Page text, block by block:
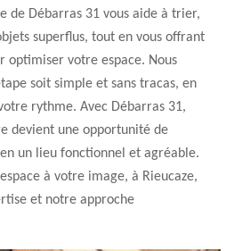
de Débarras 31 vous aide à trier,
superflus, tout en vous offrant
optimiser votre espace. Nous
soit simple et sans tracas, en
rythme. Avec Débarras 31,
devient une opportunité de
un lieu fonctionnel et agréable.
à votre image, à Rieucaze,
et notre approche